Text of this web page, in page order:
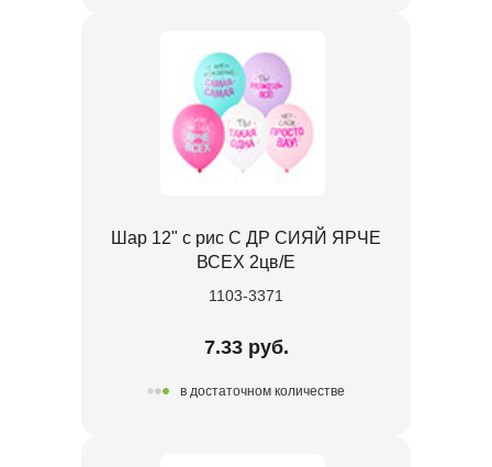
Шар 12" с рис С ДР СИЯЙ ЯРЧЕ
ВСЕХ 2цв/E
1103-3371
7.33 руб.
в достаточном количестве